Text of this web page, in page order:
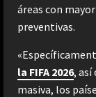
áreas con
preventivas.
la FIFA 2026, así
masiva, los